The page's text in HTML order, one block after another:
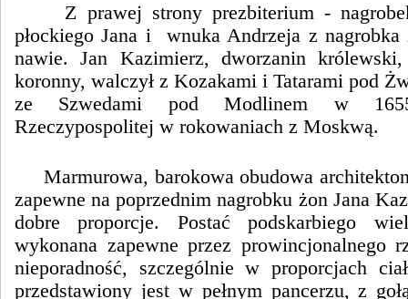
Z prawej strony prezbiterium -
płockiego Jana i wnuka Andrzeja z
nawie. Jan Kazimierz, dworzanin
koronny, walczył z Kozakami i Tatarami pod
ze Szwedami pod Modlinem w
Rzeczypospolitej w rokowaniach z Moskwą.
Marmurowa, barokowa obudowa
zapewne na poprzednim nagrobku żon Jana
dobre proporcje. Postać podskarbiego
wykonana zapewne przez prowincjonalnego
nieporadność, szczególnie w proporcjach
przedstawiony jest w pełnym pancerzu, z